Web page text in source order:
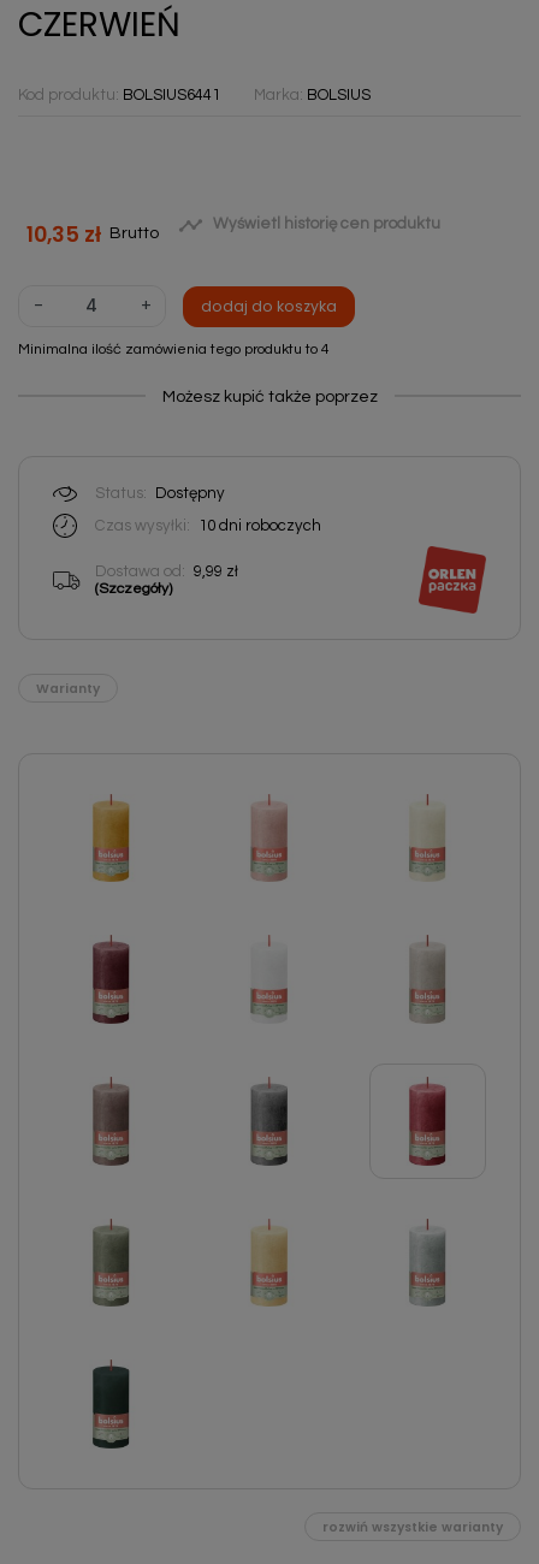
CZERWIEŃ
Kod produktu: BOLSIUS6441 Marka: BOLSIUS
10,35 zł Brutto  Wyświetl historię cen produktu
- + dodaj do koszyka
Minimalna ilość zamówienia tego produktu to 4
Możesz kupić także poprzez
Status:
Dostępny
Czas wysyłki:
10 dni roboczych
Dostawa od: 9,99 zł
(Szczegóły)
Warianty
rozwiń wszystkie warianty